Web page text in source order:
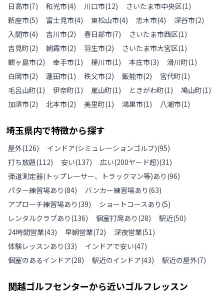
日高市(7) 和光市(4) 川口市(12) さいたま市中央区(1)
新座市(5) 富士見市(4) 東松山市(4) 志木市(4) 深谷市(2)
入間市(4) 吉川市(2) 春日部市(7) さいたま市西区(1)
吉見町(2) 朝霞市(2) 羽生市(2) さいたま市大宮区(1)
鶴ヶ島市(2) 幸手市(1) 桶川市(1) 本庄市(3) 滑川町(1)
白岡市(2) 蓮田市(1) 秩父市(2) 飯能市(2) 宮代町(1)
毛呂山町(1) 伊奈町(1) 嵐山町(1) ときがわ町(1) 鳩山町(1)
加須市(2) 北本市(2) 美里町(1) 鴻巣市(1) 八潮市(1)
埼玉県内で特徴から探す
屋外(126) インドア(シミュレーションゴルフ)(95)
打ち放題(112) 安い(137) 広い(200ヤード超)(31)
弾道測定器(トップレーサー、トラックマン等)あり (96)
パター練習場あり (84) バンカー練習場あり (63)
アプローチ練習場あり (39) ショートコースあり (5)
レンタルクラブあり (136) 個室打席あり (28) 駅近(50)
24時間営業(43) 早朝営業(72) 深夜営業(51)
体験レッスンあり (33) インドアで安い(47)
個室のあるインドア(28) 駅近のインドア(43) 駅近の屋外(7)
関越ゴルフセンターから近いゴルフレッスン